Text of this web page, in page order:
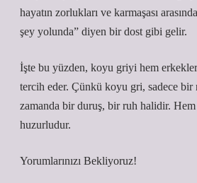
hayatın zorlukları ve karmaşası
şey yolunda” diyen bir dost gibi gelir.
İşte bu yüzden, koyu griyi hem erkekler
tercih eder. Çünkü koyu gri, sadece bir
zamanda bir duruş, bir ruh halidir.
huzurludur.
Yorumlarınızı Bekliyoruz!